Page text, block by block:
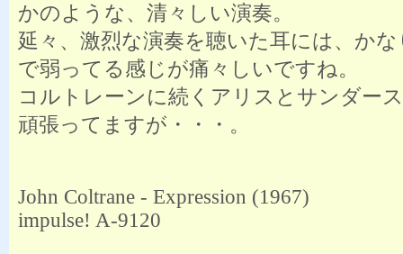
かのような、清々しい演奏。
延々、激烈な演奏を聴いた耳には、か
で弱ってる感じが痛々しいですね。
コルトレーンに続くアリスとサンダー
頑張ってますが・・・。
John Coltrane - Expression (1967)
impulse! A-9120